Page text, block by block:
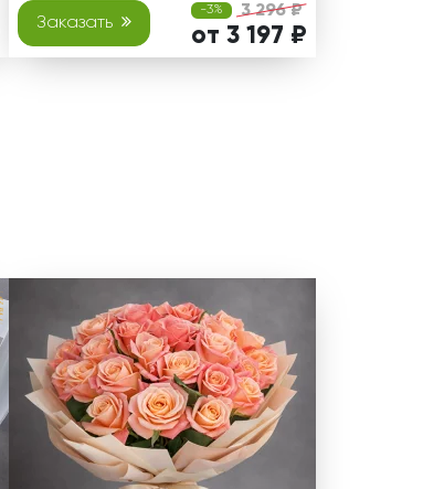
Заказать
-3% 3 296 ₽
от 3 197 ₽